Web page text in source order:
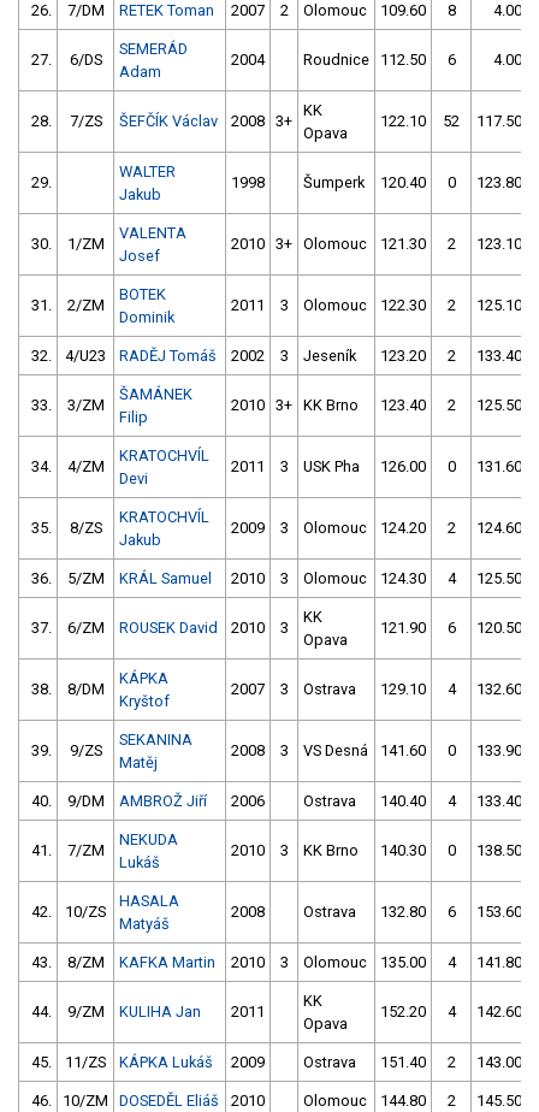
26. 7/DM RETEK Toman 2007 2 Olomouc 109.60 8 4.00
27. 6/DS
SEMERÁD
Adam
2004 Roudnice 112.50 6 4.00
28. 7/ZS ŠEFČÍK Václav 2008 3+
KK
Opava
122.10 52 117.50
29.
WALTER
Jakub
1998 Šumperk 120.40 0 123.80
30. 1/ZM
VALENTA
Josef
2010 3+ Olomouc 121.30 2 123.10
31. 2/ZM
BOTEK
Dominik
2011 3 Olomouc 122.30 2 125.10
32. 4/U23 RADĚJ Tomáš 2002 3 Jeseník 123.20 2 133.40
33. 3/ZM
ŠAMÁNEK
Filip
2010 3+ KK Brno 123.40 2 125.50
34. 4/ZM
KRATOCHVÍL
Devi
2011 3 USK Pha 126.00 0 131.60
35. 8/ZS
KRATOCHVÍL
Jakub
2009 3 Olomouc 124.20 2 124.60
36. 5/ZM KRÁL Samuel 2010 3 Olomouc 124.30 4 125.50
37. 6/ZM ROUSEK David 2010 3
KK
Opava
121.90 6 120.50
38. 8/DM
KÁPKA
Kryštof
2007 3 Ostrava 129.10 4 132.60
39. 9/ZS
SEKANINA
Matěj
2008 3 VS Desná 141.60 0 133.90
40. 9/DM AMBROŽ Jiří 2006 Ostrava 140.40 4 133.40
41. 7/ZM
NEKUDA
Lukáš
2010 3 KK Brno 140.30 0 138.50
42. 10/ZS
HASALA
Matyáš
2008 Ostrava 132.80 6 153.60
43. 8/ZM KAFKA Martin 2010 3 Olomouc 135.00 4 141.80
44. 9/ZM KULIHA Jan 2011
KK
Opava
152.20 4 142.60
45. 11/ZS KÁPKA Lukáš 2009 Ostrava 151.40 2 143.00
46. 10/ZM DOSEDĚL Eliáš 2010 Olomouc 144.80 2 145.50